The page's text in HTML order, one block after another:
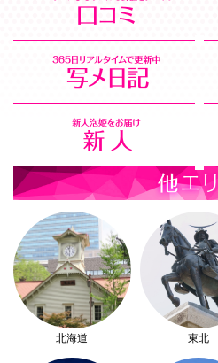
北海道 東北